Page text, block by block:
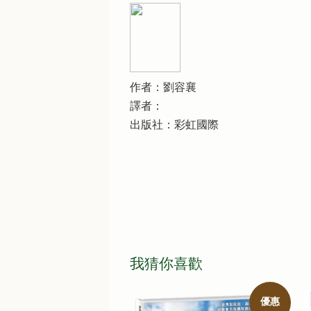
作者：劉容襄
譯者：
出版社：彩虹國際
我猜你喜歡
優惠